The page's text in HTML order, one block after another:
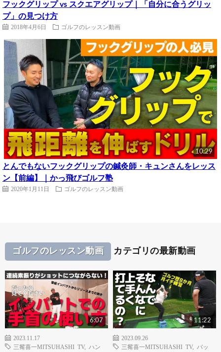
フックグリップ vs スクエアグリップ｜「自分に合うグリッ
プ」の見つけ方
2018年4月6日 ゴルフのレッスン動画
10:29
とんでもないフックグリップの鍼灸師・キュンさんをレッス
ン【前編】｜かっ飛びゴルフ塾
2020年1月11日 ゴルフのレッスン動画
ゴルフのレッスン動画 カテゴリの最新動画
6:07
2023.11.17
三觜喜一MITSUHASHI TV, ハン
11:22
2023.09.26
三觜喜一MITSUHASHI TV, バッ